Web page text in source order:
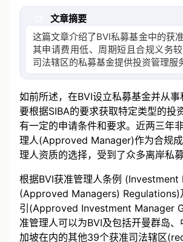
文章摘要
这篇文章介绍了BVI私募基金中的获准
其申请费用低、周期短且合规义务
司法辖区的私募基金提供投资管理服
低的合规选择
如前所述，在BVI设立私募基金并从事
要根据SIBA的要求获取特定类型的投
有一定的申请条件和要求。近两三年
理人(Approved Manager)作为合规成
根据BVI获准管理人条例 (Investment
(Approved Managers) Regulations)
引(Approved Investment Manager
准管理人可以为BVI及包括开曼群岛、